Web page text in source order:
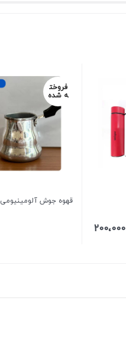
200،000
فروخت
ه شده
قهوه جوش آلومینیومی ۶ نفره